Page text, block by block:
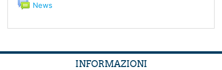
News
INFORMAZIONI